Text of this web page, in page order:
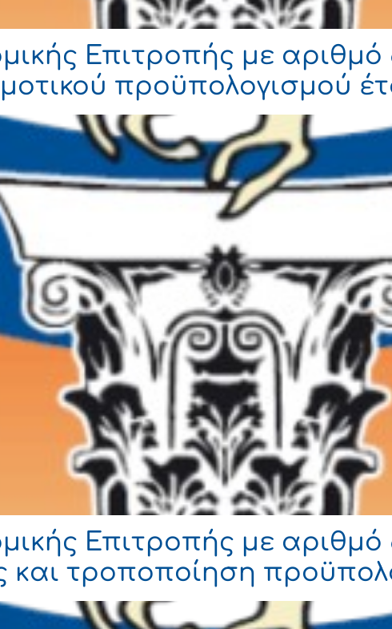
Επιτροπής με αριθμό
προϋπολογισμού
Επιτροπής με
τροποποίηση